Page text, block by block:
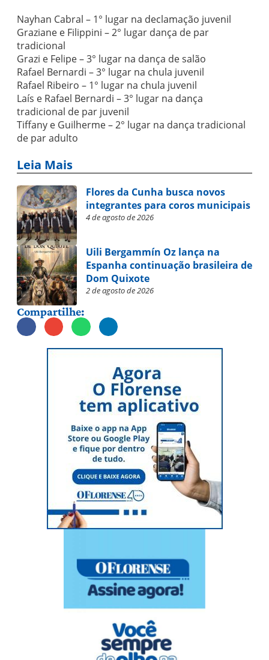
Nayhan Cabral – 1° lugar na declamação juvenil
Graziane e Filippini – 2° lugar dança de par
tradicional
Grazi e Felipe – 3° lugar na dança de salão
Rafael Bernardi – 3° lugar na chula juvenil
Rafael Ribeiro – 1° lugar na chula juvenil
Laís e Rafael Bernardi – 3° lugar na dança
tradicional de par juvenil
Tiffany e Guilherme – 2° lugar na dança tradicional
de par adulto
Leia Mais
Flores da Cunha busca novos
integrantes para coros municipais
4 de agosto de 2026
Uili Bergammín Oz lança na
Espanha continuação brasileira de
Dom Quixote
2 de agosto de 2026
Compartilhe: